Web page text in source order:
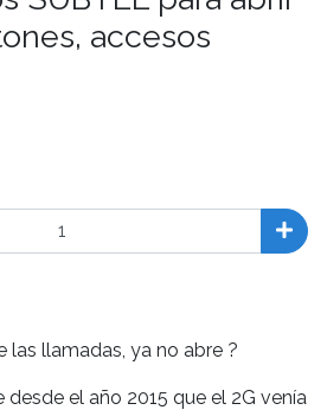
accesos
las llamadas, ya no abre ?
desde el año 2015 que el 2G venía